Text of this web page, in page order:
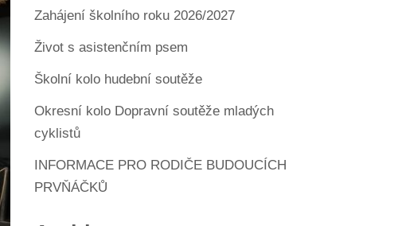
Zahájení školního roku 2026/2027
Život s asistenčním psem
Školní kolo hudební soutěže
Okresní kolo Dopravní soutěže mladých
cyklistů
INFORMACE PRO RODIČE BUDOUCÍCH
PRVŇÁČKŮ